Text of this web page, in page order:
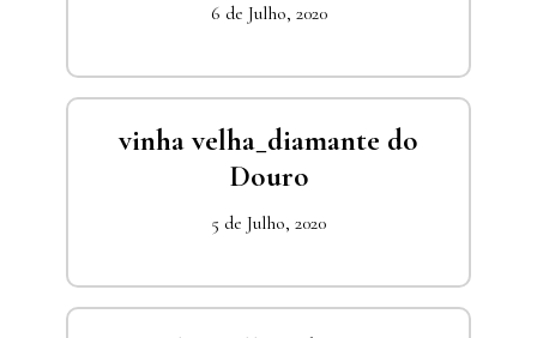
6 de Julho, 2020
vinha velha_diamante do
Douro
5 de Julho, 2020